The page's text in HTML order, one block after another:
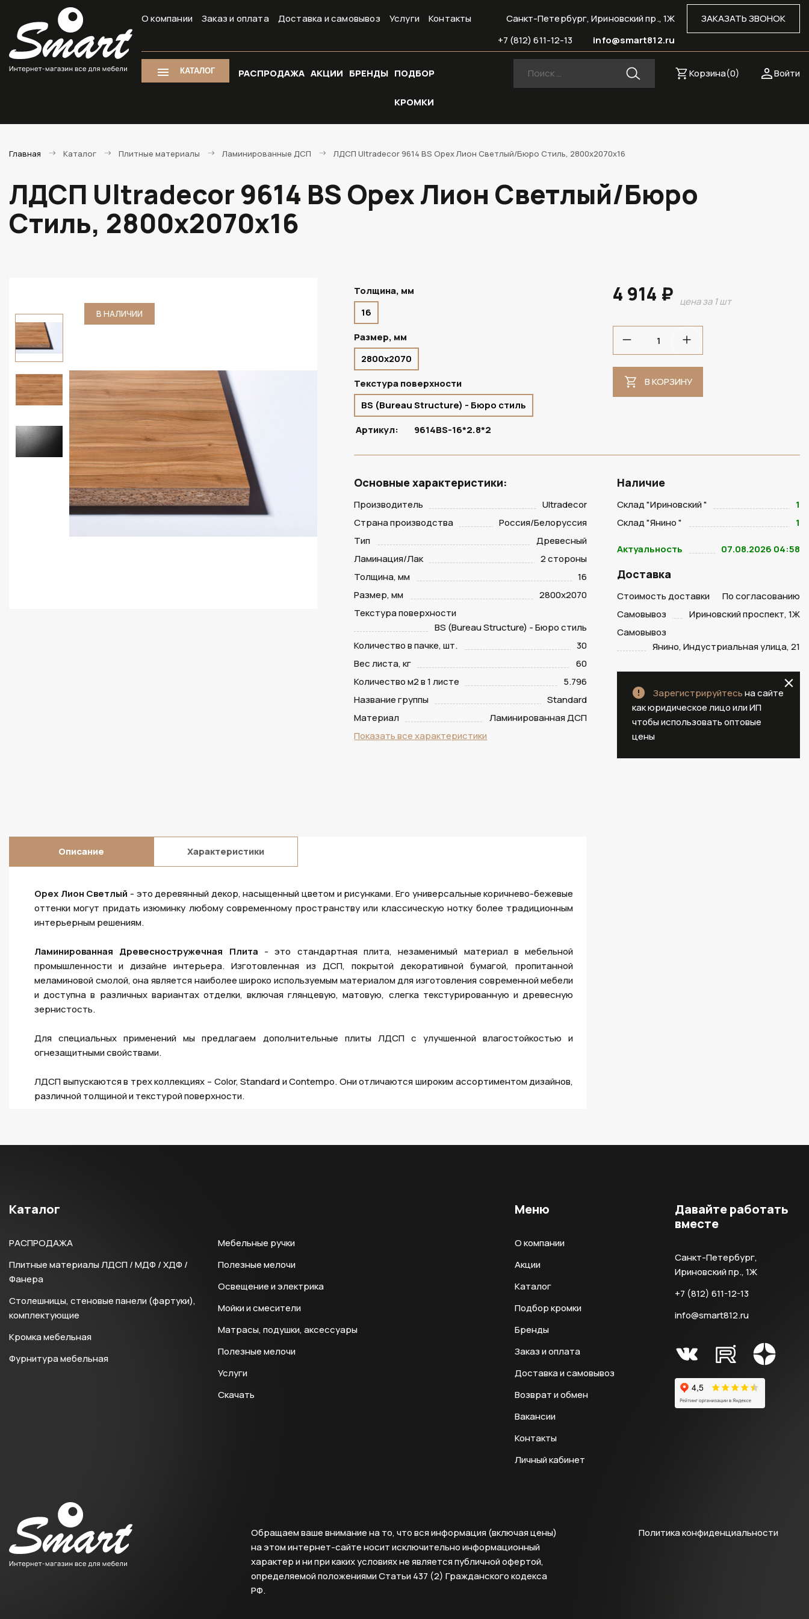
О компании Заказ и оплата Доставка и самовывоз Услуги Контакты ЗАКАЗАТЬ ЗВОНОК
Санкт-Петербург, Ириновский пр., 1Ж
info@smart812.ru
+7 (812) 611-12-13
КАТАЛОГ РАСПРОДАЖА АКЦИИ БРЕНДЫ ПОДБОР
КРОМКИ
Войти
Корзина(0)
Главная Каталог Плитные материалы Ламинированные ДСП ЛДСП Ultradecor 9614 BS Орех Лион Светлый/Бюро Стиль, 2800х2070х16
ЛДСП Ultradecor 9614 BS Орех Лион Светлый/Бюро
Стиль, 2800х2070х16
В НАЛИЧИИ В НАЛИЧИИ
Толщина, мм
16
Размер, мм
2800х2070
Текстура поверхности
BS (Bureau Structure) - Бюро стиль
Артикул:
9614BS-16*2.8*2
4 914 ₽ цена за 1 шт
В КОРЗИНУ
Основные характеристики:
Производитель
Ultradecor
Страна производства
Россия/Белоруссия
Тип
Древесный
Ламинация/Лак
2 стороны
Толщина, мм
16
Размер, мм
2800х2070
Текстура поверхности
BS (Bureau Structure) - Бюро стиль
Количество в пачке, шт.
30
Вес листа, кг
60
Количество м2 в 1 листе
5.796
Название группы
Standard
Материал
Ламинированная ДСП
Показать все характеристики
Наличие
Склад "Ириновский "
1
Склад "Янино "
1
Актуальность 07.08.2026 04:58
Доставка
Стоимость доставки
По согласованию
Самовывоз
Ириновский проспект, 1Ж
Самовывоз
Янино, Индустриальная улица, 21
Зарегистрируйтесьна сайте
как юридическое лицо или ИП
чтобы использовать оптовые
цены
Описание Характеристики
Орех Лион Светлый - это деревянный декор, насыщенный цветом и рисунками. Его универсальные коричнево-бежевые
оттенки могут придать изюминку любому современному пространству или классическую нотку более традиционным
интерьерным решениям.
Ламинированная Древесностружечная Плита - это стандартная плита, незаменимый материал в мебельной
промышленности и дизайне интерьера. Изготовленная из ДСП, покрытой декоративной бумагой, пропитанной
меламиновой смолой, она является наиболее широко используемым материалом для изготовления современной мебели
и доступна в различных вариантах отделки, включая глянцевую, матовую, слегка текстурированную и древесную
зернистость.
Для специальных применений мы предлагаем дополнительные плиты ЛДСП с улучшенной влагостойкостью и
огнезащитными свойствами.
ЛДСП выпускаются в трех коллекциях – Color, Standard и Contempo. Они отличаются широким ассортиментом дизайнов,
различной толщиной и текстурой поверхности.
Каталог
РАСПРОДАЖА
Плитные материалы ЛДСП / МДФ / ХДФ /
Фанера
Столешницы, стеновые панели (фартуки),
комплектующие
Кромка мебельная
Фурнитура мебельная
Мебельные ручки
Полезные мелочи
Освещение и электрика
Мойки и смесители
Матрасы, подушки, аксессуары
Полезные мелочи
Услуги
Скачать
Меню
О компании
Акции
Каталог
Подбор кромки
Бренды
Заказ и оплата
Доставка и самовывоз
Возврат и обмен
Вакансии
Контакты
Личный кабинет
Давайте работать
вместе
Санкт-Петербург,
Ириновский пр., 1Ж
+7 (812) 611-12-13
info@smart812.ru
Политика конфиденциальности
Обращаем ваше внимание на то, что вся информация (включая цены)
на этом интернет-сайте носит исключительно информационный
характер и ни при каких условиях не является публичной офертой,
определяемой положениями Статьи 437 (2) Гражданского кодекса
РФ.